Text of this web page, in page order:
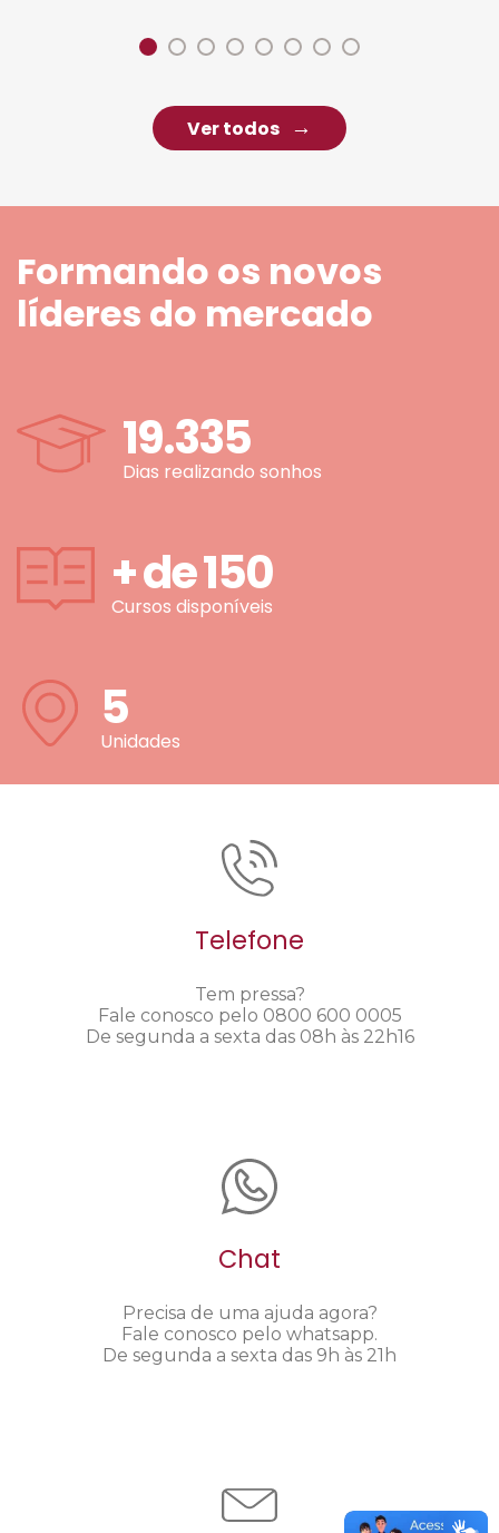
Ver todos
Formando os novos
líderes do mercado
19.335
Dias realizando sonhos
+ de150
Cursos disponíveis
5
Unidades
Telefone
Tem pressa?
Fale conosco pelo 0800 600 0005
De segunda a sexta das 08h às 22h16
Chat
Precisa de uma ajuda agora?
Fale conosco pelo whatsapp.
De segunda a sexta das 9h às 21h